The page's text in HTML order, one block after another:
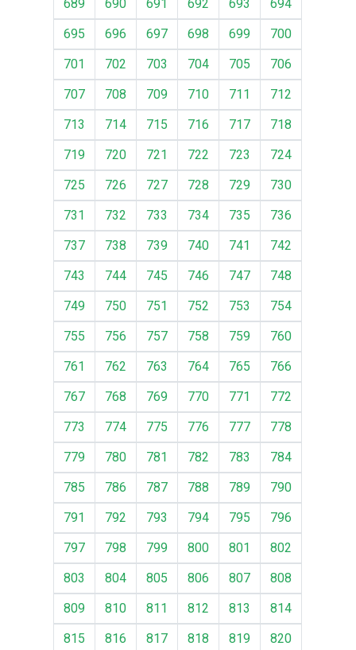
689
690 691 692 693
694
695
696 697 698 699
700
701
702 703 704 705
706
707
708 709 710 711
712
713
714 715 716 717
718
719
720 721 722 723
724
725
726 727 728 729
730
731
732 733 734 735
736
737
738 739 740 741
742
743
744 745 746 747
748
749
750 751 752 753
754
755
756 757 758 759
760
761
762 763 764 765
766
767
768 769 770 771
772
773
774 775 776 777
778
779
780 781 782 783
784
785
786 787 788 789
790
791
792 793 794 795
796
797
798 799 800 801
802
803
804 805 806 807
808
809
810 811 812 813
814
815
816 817 818 819 820